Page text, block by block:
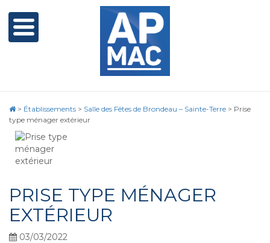
> Établissements > Salle des Fêtes de Brondeau – Sainte-Terre > Prise
type ménager extérieur
PRISE TYPE MÉNAGER
EXTÉRIEUR
03/03/2022